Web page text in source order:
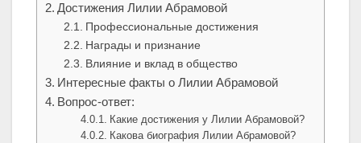
Достижения Лилии Абрамовой
Профессиональные достижения
Награды и признание
Влияние и вклад в общество
Интересные факты о Лилии Абрамовой
Вопрос-ответ:
Какие достижения у Лилии Абрамовой?
Какова биография Лилии Абрамовой?